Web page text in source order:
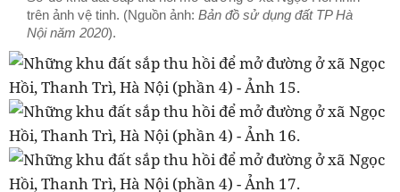
trên ảnh vệ tinh. (Nguồn ảnh: Bản đồ sử dụng đất TP Hà
Nội năm 2020).